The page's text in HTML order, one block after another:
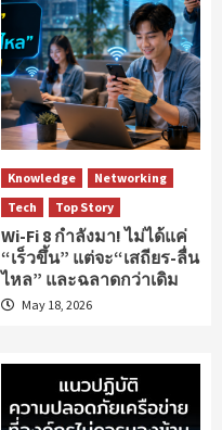
Knowledge
Networking
Tech
Top Story
Wi-Fi 8 กำลังมา! ไม่ได้แค่
“เร็วขึ้น” แต่จะ“เสถียร-ลื่น
ไหล” และฉลาดกว่าเดิม
May 18, 2026